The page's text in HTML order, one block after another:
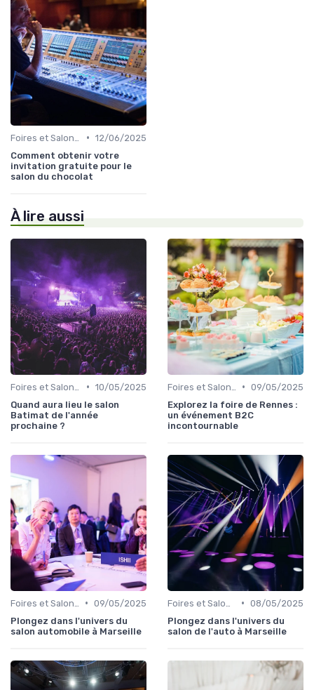
• 12/06/2025
Comment obtenir votre
invitation gratuite pour le
salon du chocolat
À lire aussi
• 10/05/2025
Quand aura lieu le salon
Batimat de l'année
prochaine ?
• 09/05/2025
Explorez la foire de Rennes :
un événement B2C
incontournable
• 09/05/2025
Plongez dans l'univers du
salon automobile à Marseille
• 08/05/2025
Plongez dans l'univers du
salon de l'auto à Marseille